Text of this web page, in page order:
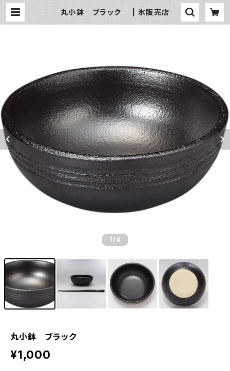
丸小鉢 ブラック | 氷販売店
1 /4
丸小鉢 ブラック
¥1,000